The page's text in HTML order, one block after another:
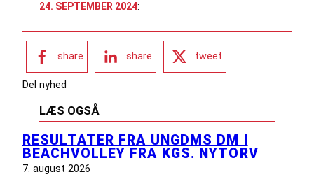
24. SEPTEMBER 2024:
share share tweet
Del nyhed
LÆS OGSÅ
RESULTATER FRA UNGDMS DM I
BEACHVOLLEY FRA KGS. NYTORV
7. august 2026